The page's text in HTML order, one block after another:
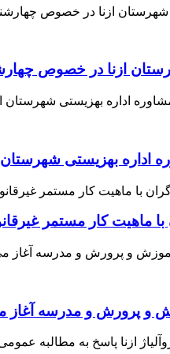
ازنا در خصوص
اداره بهزیستی شهرستان
با ماهیت کار مستمر
و پرورش و مدرسه آغاز